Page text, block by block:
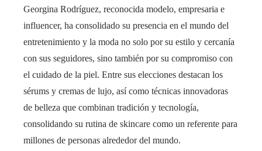
Georgina Rodríguez, reconocida modelo, empresaria e
influencer, ha consolidado su presencia en el mundo del
entretenimiento y la moda no solo por su estilo y cercanía
con sus seguidores, sino también por su compromiso con
el cuidado de la piel. Entre sus elecciones destacan los
sérums y cremas de lujo, así como técnicas innovadoras
de belleza que combinan tradición y tecnología,
consolidando su rutina de skincare como un referente para
millones de personas alrededor del mundo.